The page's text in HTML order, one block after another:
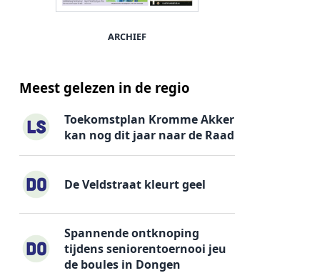
ARCHIEF
Meest gelezen in de regio
Toekomstplan Kromme Akker
kan nog dit jaar naar de Raad
De Veldstraat kleurt geel
Spannende ontknoping
tijdens seniorentoernooi jeu
de boules in Dongen